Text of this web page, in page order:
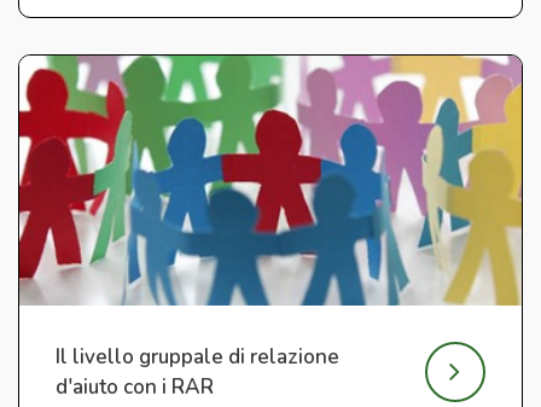
Il livello gruppale di relazione
d'aiuto con i RAR